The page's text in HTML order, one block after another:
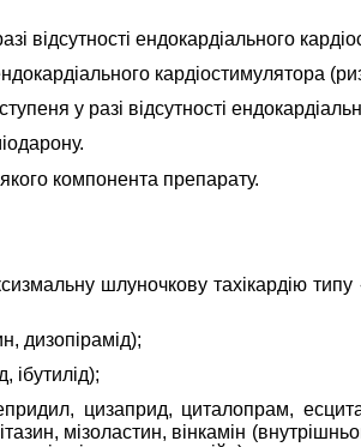
відсутності ендокардіального
кардіостимулятора
у разі відсутності
компонента препарату.
шлуночкову тахікардію типу
дизопірамід);
ібутилід);
цизаприд, циталопрам,
мізоластин, вінкамін